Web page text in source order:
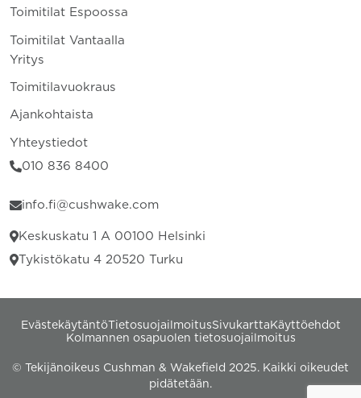
Toimitilat Espoossa
Toimitilat Vantaalla
Yritys
Toimitilavuokraus
Ajankohtaista
Yhteystiedot
010 836 8400
info.fi@cushwake.com
Keskuskatu 1 A 00100 Helsinki
Tykistökatu 4 20520 Turku
EvästekäytäntöTietosuojailmoitusSivukartta Käyttöehdot
Kolmannen osapuolen tietosuojailmoitus
© Tekijänoikeus Cushman & Wakefield 2025. Kaikki oikeudet
pidätetään.